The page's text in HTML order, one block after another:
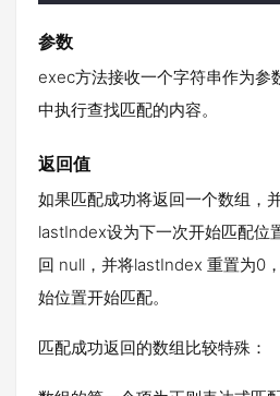
参数
exec方法接收一个字符串作为参
中执行查找匹配的内容。
返回值
如果匹配成功将返回一个数组，
lastIndex设为下一次开始匹配位
回 null，并将lastIndex 重置为0
始位置开始匹配。
匹配成功返回的数组比较特殊：